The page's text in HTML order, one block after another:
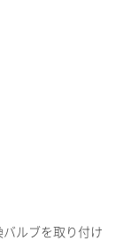
ルブを取り付け